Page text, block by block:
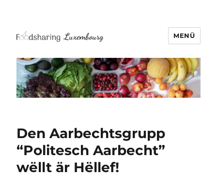
MENÜ
Den Aarbechtsgrupp
“Politesch Aarbecht”
wëllt är Hëllef!